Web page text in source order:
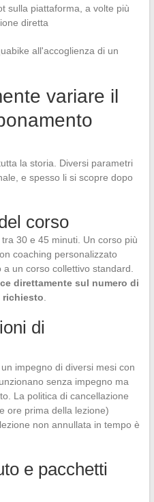
sulla piattaforma, a volte più
diretta
variare il
la storia. Diversi parametri
e spesso li si scopre dopo
corso
30 e 45 minuti. Un corso più
coaching personalizzato
un corso collettivo standard.
direttamente sul numero di
di
impegno di diversi mesi con
senza impegno ma
La politica di cancellazione
ore prima della lezione)
non annullata in tempo è
e pacchetti